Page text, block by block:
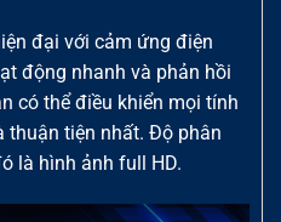
đại với cảm ứng điện
động nhanh và phản hồi
có thể điều khiển mọi tính
thuận tiện nhất. Độ phân
là hình ảnh full HD.